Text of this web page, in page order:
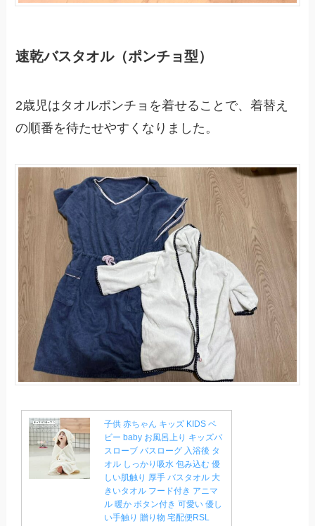
速乾バスタオル（ポンチョ型）
2歳児はタオルポンチョを着せることで、着替え
の順番を待たせやすくなりました。
子供 赤ちゃん キッズ KIDS ベ
ビー baby お風呂上り キッズバ
スローブ バスローグ 入浴後 タ
オル しっかり吸水 包み込む 優
しい肌触り 厚手 バスタオル 大
きいタオル フード付き アニマ
ル 暖か ボタン付き 可愛い 優し
い手触り 贈り物 宅配便RSL